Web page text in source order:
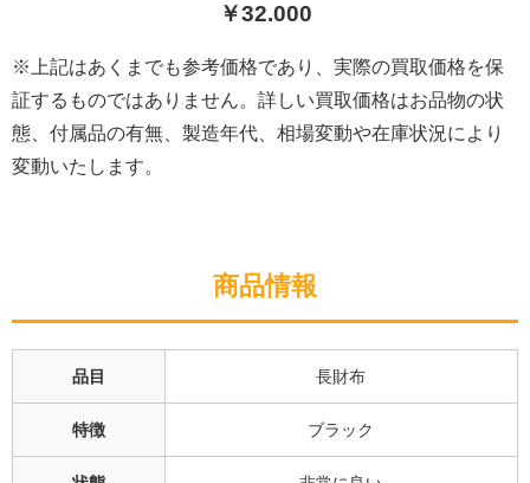
￥32.000
※上記はあくまでも参考価格であり、実際の買取価格を保
証するものではありません。詳しい買取価格はお品物の状
態、付属品の有無、製造年代、相場変動や在庫状況により
変動いたします。
商品情報
品目 長財布
特徴 ブラック